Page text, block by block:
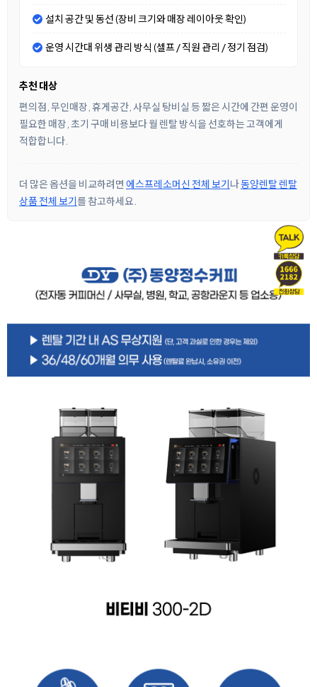
설치 공간 및 동선 (장비 크기와 매장 레이아웃 확인)
운영 시간대 위생 관리 방식 (셀프 / 직원 관리 / 정기 점검)
추천 대상
편의점, 무인매장, 휴게공간, 사무실 탕비실 등 짧은 시간에 간편 운영이
필요한 매장, 초기 구매 비용보다 월 렌탈 방식을 선호하는 고객에게
적합합니다.
더 많은 옵션을 비교하려면 에스프레소머신 전체 보기나동양렌탈 렌탈
상품 전체 보기를 참고하세요.